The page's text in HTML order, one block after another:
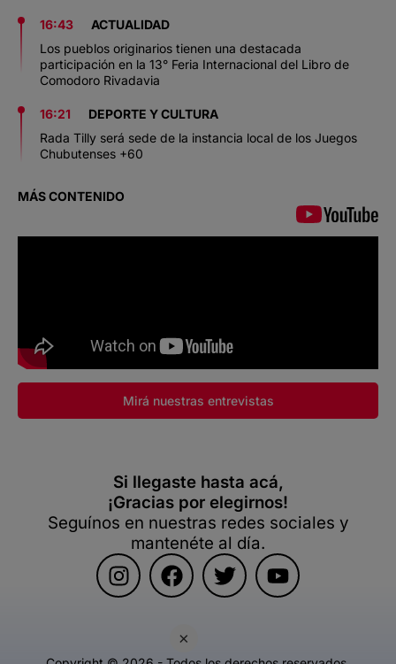
×
16:43
ACTUALIDAD
Los pueblos originarios tienen una destacada
participación en la 13° Feria Internacional del Libro de
Comodoro Rivadavia
16:21
DEPORTE Y CULTURA
Rada Tilly será sede de la instancia local de los Juegos
Chubutenses +60
MÁS CONTENIDO
Mirá nuestras entrevistas
Si llegaste hasta acá,
¡Gracias por elegirnos!
Seguínos en nuestras redes sociales y
mantenéte al día.